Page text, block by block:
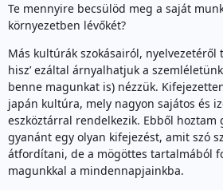
Te mennyire becsülöd meg a saját
környezetben lévőkét?
Más kultúrák szokásairól,
hisz’ ezáltal árnyalhatjuk a
benne magunkat is) nézzük.
japán kultúra, mely nagyon sajátos és
eszköztárral rendelkezik. Ebből hoztam
gyanánt egy olyan kifejezést, amit szó
átfordítani, de a mögöttes tartalmából
magunkkal a mindennapjainkba.